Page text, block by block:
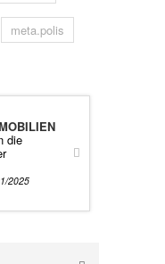
meta.polis
die
2025